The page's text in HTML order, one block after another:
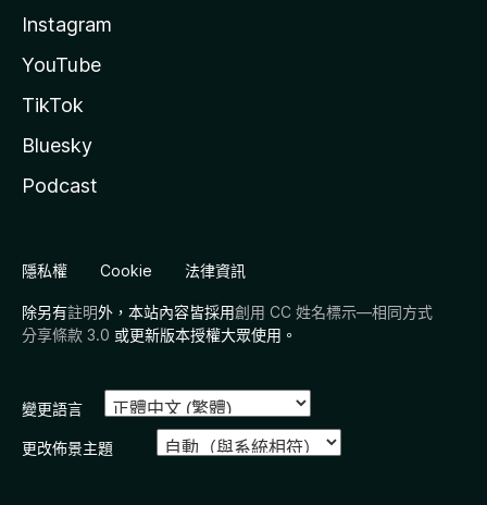
Instagram
YouTube
TikTok
Bluesky
Podcast
隱私權 Cookie 法律資訊
除另有註明外，本站內容皆採用創用 CC 姓名標示—相同方式
分享條款 3.0 或更新版本授權大眾使用。
變更語言
更改佈景主題